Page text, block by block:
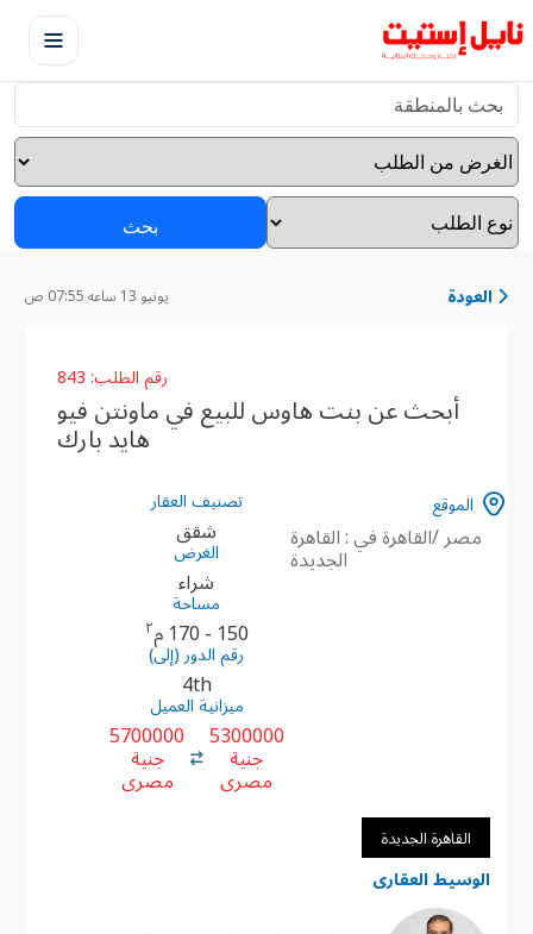
بحث
العودة يونيو 13 ساعه 07:55 ص
رقم الطلب: 843
أبحث عن بنت هاوس للبيع في ماونتن فيو
هايد بارك
الموقع
مصر /القاهرة في : القاهرة
الجديدة
تصنيف العقار
شقق
الغرض
شراء
مساحة
150 - 170 م ٢
رقم الدور (إلى)
4th
ميزانية العميل
5300000
جنية
مصرى
5700000
جنية
مصرى
القاهرة الجديدة
الوسيط العقارى